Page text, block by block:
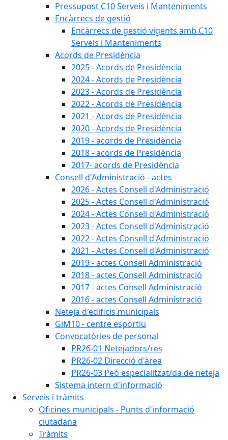
Pressupost C10 Serveis i Manteniments
Encàrrecs de gestió
Encàrrecs de gestió vigents amb C10
Serveis i Manteniments
Acords de Presidència
2025 - Acords de Presidència
2024 - Acords de Presidència
2023 - Acords de Presidència
2022 - Acords de Presidència
2021 - Acords de Presidència
2020 - Acords de Presidència
2019 - acords de Presidència
2018 - acords de Presidència
2017- acords de Presidència
Consell d'Administració - actes
2026 - Actes Consell d'Administració
2025 - Actes Consell d'Administració
2024 - Actes Consell d'Administració
2023 - Actes Consell d'Administració
2022 - Actes Consell d'Administració
2021 - Actes Consell d'Administració
2019 - actes Consell Administració
2018 - actes Consell Administració
2017 - actes Consell Administració
2016 - actes Consell Administració
Neteja d'edificis municipals
GiM10 - centre esportiu
Convocatòries de personal
PR26-01 Netejadors/res
PR26-02 Direcció d'àrea
PR26-03 Peó especialitzat/da de neteja
Sistema intern d'informació
Serveis i tràmits
Oficines municipals - Punts d'informació
ciutadana
Tràmits